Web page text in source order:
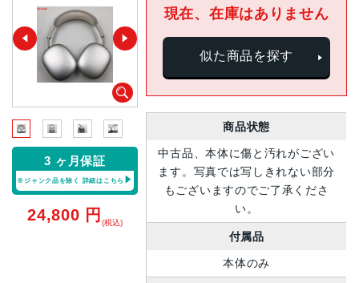
3 ヶ月保証
※ジャンク品を除く 詳細はこちら
24,800 円 (税込)
現在、在庫はありません
似た商品を探す
商品状態
中古品、本体に傷と汚れがござい
ます。写真では写しきれない部分
もございますのでご了承くださ
い。
付属品
本体のみ